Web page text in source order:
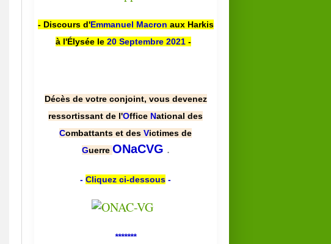
- Discours d'Emmanuel Macron aux Harkis
à l'Élysée le 20 Septembre 2021 -
Décès de votre conjoint, vous devenez
ressortissant de l'Office National des
Combattants et des Victimes de
Guerre ONaCVG .
- Cliquez ci-dessous -
*******